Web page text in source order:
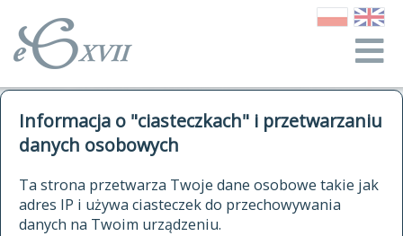
Informacja o "ciasteczkach" i przetwarzaniu
danych osobowych
Ta strona przetwarza Twoje dane osobowe takie jak
adres IP i używa ciasteczek do przechowywania
danych na Twoim urządzeniu.
autorzy Słownika
historia
publikacje
źródła
kwerendy
jak cytować Słownik
ELEKTRONICZNY SŁOWNIK
JĘZYKA POLSKIEGO